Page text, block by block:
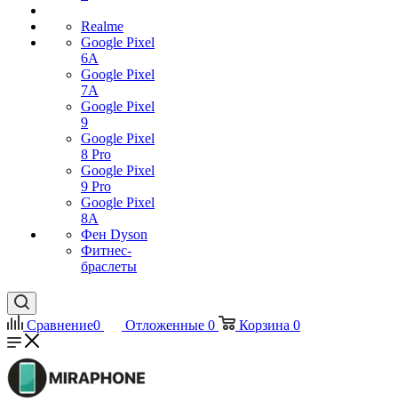
Realme
Google Pixel
6A
Google Pixel
7А
Google Pixel
9
Google Pixel
8 Pro
Google Pixel
9 Pro
Google Pixel
8A
Фен Dyson
Фитнес-
браслеты
Сравнение0 Отложенные 0 Корзина 0